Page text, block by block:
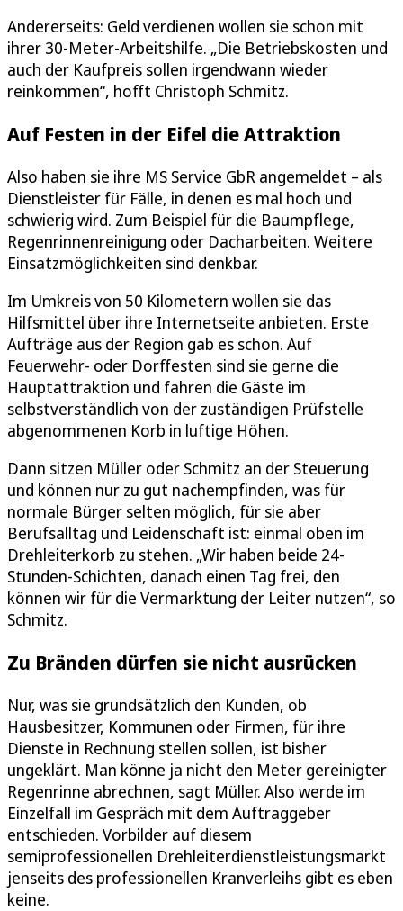
Andererseits: Geld verdienen wollen sie schon mit
ihrer 30-Meter-Arbeitshilfe. „Die Betriebskosten und
auch der Kaufpreis sollen irgendwann wieder
reinkommen“, hofft Christoph Schmitz.
Auf Festen in der Eifel die Attraktion
Also haben sie ihre MS Service GbR angemeldet – als
Dienstleister für Fälle, in denen es mal hoch und
schwierig wird. Zum Beispiel für die Baumpflege,
Regenrinnenreinigung oder Dacharbeiten. Weitere
Einsatzmöglichkeiten sind denkbar.
Im Umkreis von 50 Kilometern wollen sie das
Hilfsmittel über ihre Internetseite anbieten. Erste
Aufträge aus der Region gab es schon. Auf
Feuerwehr- oder Dorffesten sind sie gerne die
Hauptattraktion und fahren die Gäste im
selbstverständlich von der zuständigen Prüfstelle
abgenommenen Korb in luftige Höhen.
Dann sitzen Müller oder Schmitz an der Steuerung
und können nur zu gut nachempfinden, was für
normale Bürger selten möglich, für sie aber
Berufsalltag und Leidenschaft ist: einmal oben im
Drehleiterkorb zu stehen. „Wir haben beide 24-
Stunden-Schichten, danach einen Tag frei, den
können wir für die Vermarktung der Leiter nutzen“, so
Schmitz.
Zu Bränden dürfen sie nicht ausrücken
Nur, was sie grundsätzlich den Kunden, ob
Hausbesitzer, Kommunen oder Firmen, für ihre
Dienste in Rechnung stellen sollen, ist bisher
ungeklärt. Man könne ja nicht den Meter gereinigter
Regenrinne abrechnen, sagt Müller. Also werde im
Einzelfall im Gespräch mit dem Auftraggeber
entschieden. Vorbilder auf diesem
semiprofessionellen Drehleiterdienstleistungsmarkt
jenseits des professionellen Kranverleihs gibt es eben
keine.